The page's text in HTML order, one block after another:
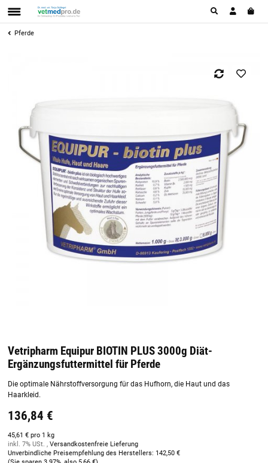
Pferde
Vetripharm Equipur BIOTIN PLUS 3000g Diät-
Ergänzungsfuttermittel für Pferde
Die optimale Nährstoffversorgung für das Hufhorn, die Haut und das
Haarkleid.
136,84 €
45,61 € pro 1 kg
inkl. 7% USt. , Versandkostenfreie Lieferung
Unverbindliche Preisempfehlung des Herstellers: 142,50 €